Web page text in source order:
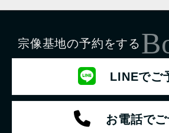
宗像基地の予約をする
LINEでご
お電話で